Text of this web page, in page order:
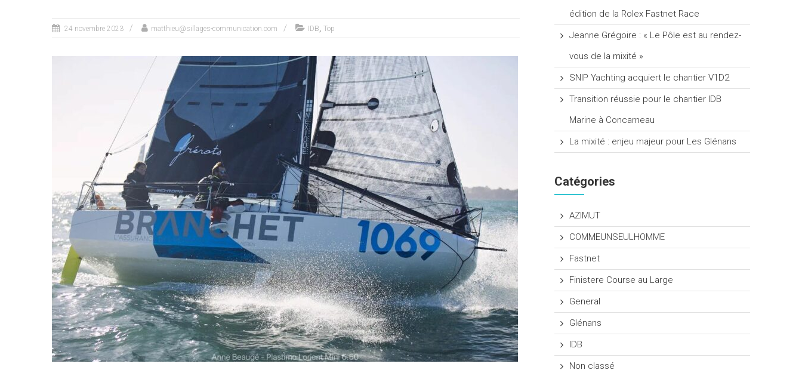
24 novembre 2023 matthieu@sillages-communication.com IDB, Top
édition de la Rolex Fastnet Race
Jeanne Grégoire : « Le Pôle est au rendez-
vous de la mixité »
SNIP Yachting acquiert le chantier V1D2
Transition réussie pour le chantier IDB
Marine à Concarneau
La mixité : enjeu majeur pour Les Glénans
Catégories
AZIMUT
COMMEUNSEULHOMME
Fastnet
Finistere Course au Large
General
Glénans
IDB
Non classé